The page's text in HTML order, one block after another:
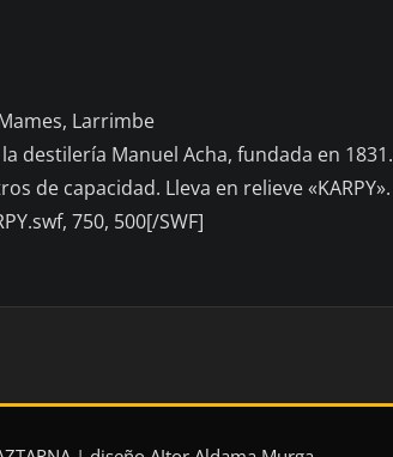
Larrimbe
destilería Manuel Acha, fundada en 1831.
de capacidad. Lleva en relieve «KARPY».
750, 500[/SWF]